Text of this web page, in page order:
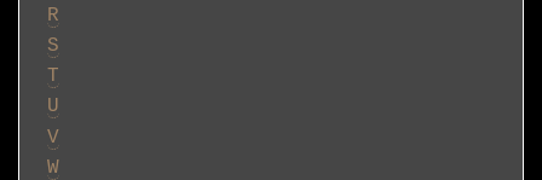
R
S
T
U
V
W